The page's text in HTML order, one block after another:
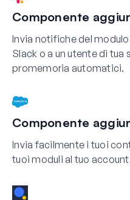
Componente
Invia notifiche del
Slack o a un utente di tua
promemoria automatici.
Componente
Invia facilmente i tuoi
tuoi moduli al tuo